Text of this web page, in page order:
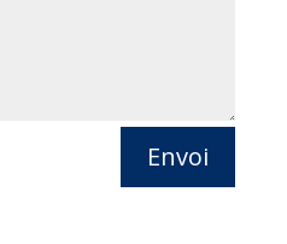
Envoi